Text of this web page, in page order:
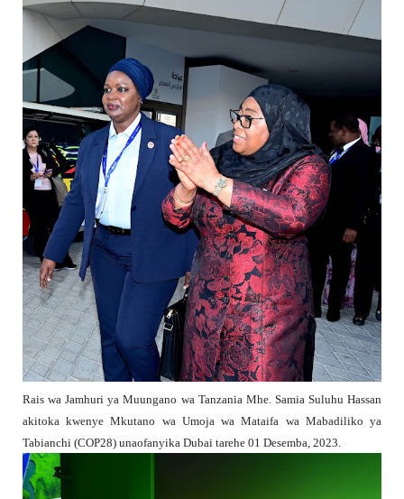
Rais wa Jamhuri ya Muungano wa Tanzania Mhe. Samia Suluhu Hassan
akitoka kwenye Mkutano wa Umoja wa Mataifa wa Mabadiliko ya
Tabianchi (COP28) unaofanyika Dubai tarehe 01 Desemba, 2023.